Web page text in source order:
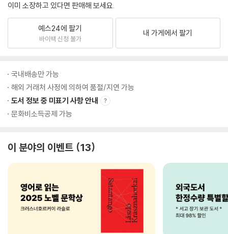
이미 소장하고 있다면 판매해 보세요.
예스24에 팔기
바이백 신청 불가
내 가게에서 팔기
국내배송만 가능
해외 거래처 사정에 의하여 품절/지연 가능
도서 정보 중 미표기 사항 안내
문화비소득공제 가능
이 분야의 이벤트 13